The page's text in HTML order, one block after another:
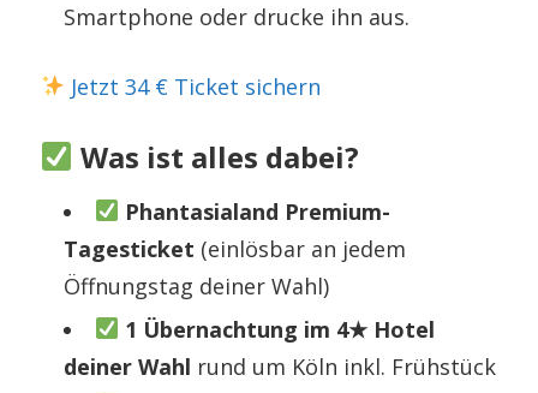
Smartphone oder drucke ihn aus.
Jetzt 34 € Ticket sichern
Was ist alles dabei?
Phantasialand Premium-
Tagesticket (einlösbar an jedem
Öffnungstag deiner Wahl)
1 Übernachtung im 4★ Hotel
deiner Wahl rund um Köln inkl. Frühstück